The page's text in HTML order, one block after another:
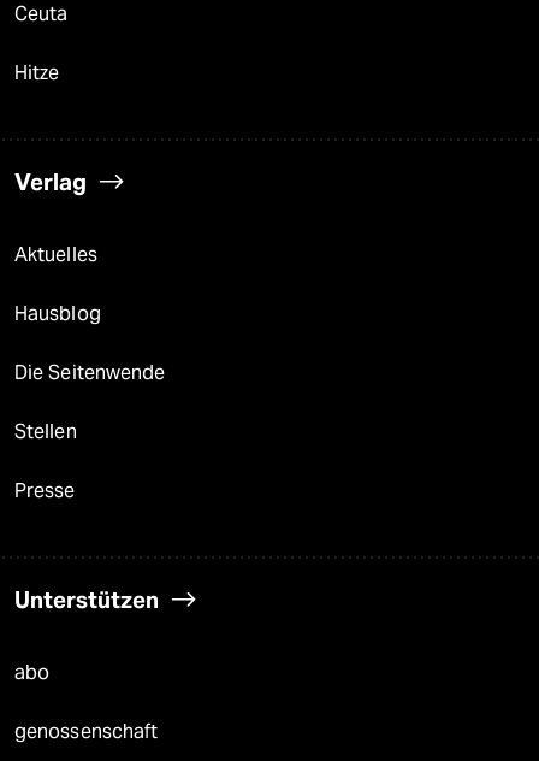
Ceuta
Hitze
Verlag
Aktuelles
Hausblog
Die Seitenwende
Stellen
Presse
Unterstützen
abo
genossenschaft